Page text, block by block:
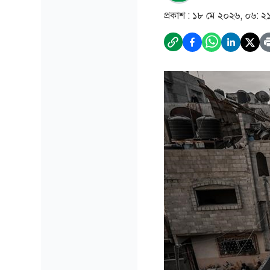
প্রকাশ : ১৮ মে ২০২৬, ০৬: